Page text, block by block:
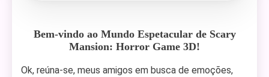
Bem-vindo ao Mundo Espetacular de Scary
Mansion: Horror Game 3D!
Ok, reúna-se, meus amigos em busca de emoções,